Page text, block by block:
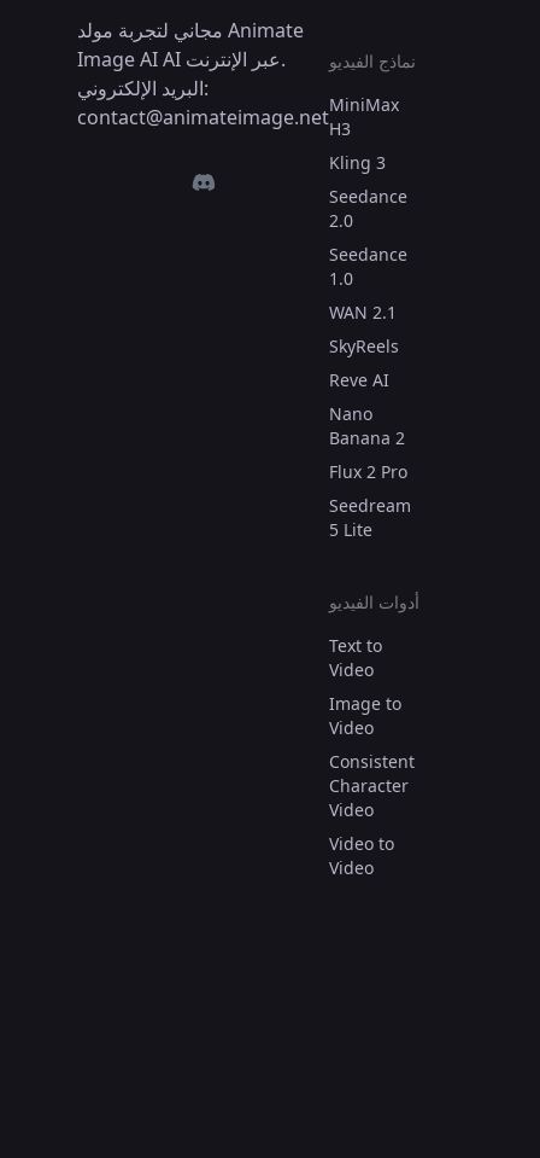
مجاني لتجربة مولد Animate
Image AI AI عبر الإنترنت.
البريد الإلكتروني:
contact@animateimage.net
نماذج الفيديو
MiniMax
H3
Kling 3
Seedance
2.0
Seedance
1.0
WAN 2.1
SkyReels
Reve AI
Nano
Banana 2
Flux 2 Pro
Seedream
5 Lite
أدوات الفيديو
Text to
Video
Image to
Video
Consistent
Character
Video
Video to
Video